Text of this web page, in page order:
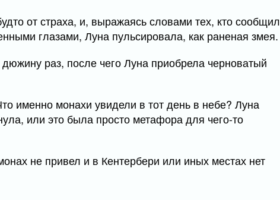
от страха, и, выражаясь словами тех, кто сообщил
глазами, Луна пульсировала, как раненая змея.
раз, после чего Луна приобрела черноватый
именно монахи увидели в тот день в небе? Луна
или это была просто метафора для чего-то
не привел и в Кентербери или иных местах нет